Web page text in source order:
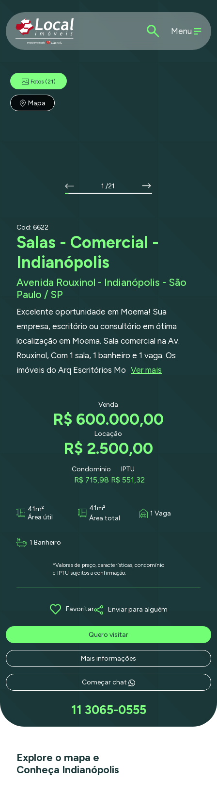
Menu
Fotos (21)
Mapa
1 /21
Cod: 6622
Salas - Comercial -
Indianópolis
Avenida Rouxinol - Indianópolis - São
Paulo / SP
Excelente oportunidade em Moema! Sua
empresa, escritório ou consultório em ótima
localização em Moema. Sala comercial na Av.
Rouxinol, Com 1 sala, 1 banheiro e 1 vaga. Os
imóveis do Arq Escritórios Mo Ver mais
Venda
R$ 600.000,00
Locação
R$ 2.500,00
Condominio
R$ 715,98
IPTU
R$ 551,32
41m²
Área útil
41m²
Área total
1 Vaga
1 Banheiro
*Valores de preço, características, condomínio
e IPTU sujeitos a confirmação.
Favoritar Enviar para alguém
Quero visitar
Mais informações
Começar chat
11 3065-0555
Explore o mapa e
Conheça Indianópolis